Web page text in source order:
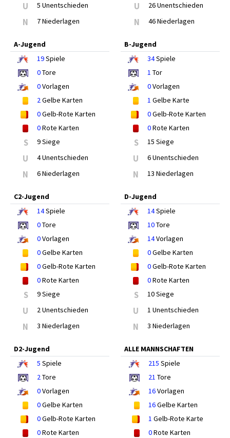
U 5 Unentschieden
N 7 Niederlagen
U 26 Unentschieden
N 46 Niederlagen
A-Jugend
19Spiele
0Tore
0Vorlagen
2Gelbe Karten
0Gelb-Rote Karten
0Rote Karten
S 9 Siege
U 4 Unentschieden
N 6 Niederlagen
B-Jugend
34Spiele
1 Tor
0Vorlagen
1 Gelbe Karte
0Gelb-Rote Karten
0Rote Karten
S 15 Siege
U 6 Unentschieden
N 13 Niederlagen
C2-Jugend
14Spiele
0Tore
0Vorlagen
0Gelbe Karten
0Gelb-Rote Karten
0Rote Karten
S 9 Siege
U 2 Unentschieden
N 3 Niederlagen
D-Jugend
14Spiele
10Tore
14Vorlagen
0Gelbe Karten
0Gelb-Rote Karten
0Rote Karten
S 10 Siege
U 1 Unentschieden
N 3 Niederlagen
D2-Jugend
5 Spiele
2Tore
0Vorlagen
0Gelbe Karten
0Gelb-Rote Karten
0Rote Karten
ALLE MANNSCHAFTEN
215 Spiele
21 Tore
16Vorlagen
16Gelbe Karten
1 Gelb-Rote Karte
0Rote Karten